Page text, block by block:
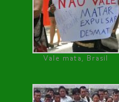
Vale mata, Brasil